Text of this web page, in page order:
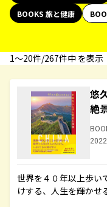
BOOKS 旅と健康
1〜20件/267件中 を表示
悠
絶
世界を４０年以上歩い
けする、人生を輝かせ